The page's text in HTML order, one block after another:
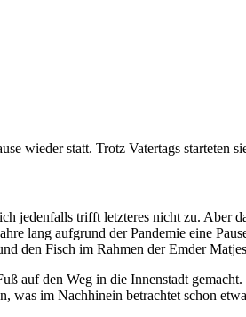
wieder statt. Trotz Vatertags starteten
jedenfalls trifft letzteres nicht zu. Aber
lang aufgrund der Pandemie eine
den Fisch im Rahmen der Emder
auf den Weg in die Innenstadt
was im Nachhinein betrachtet schon